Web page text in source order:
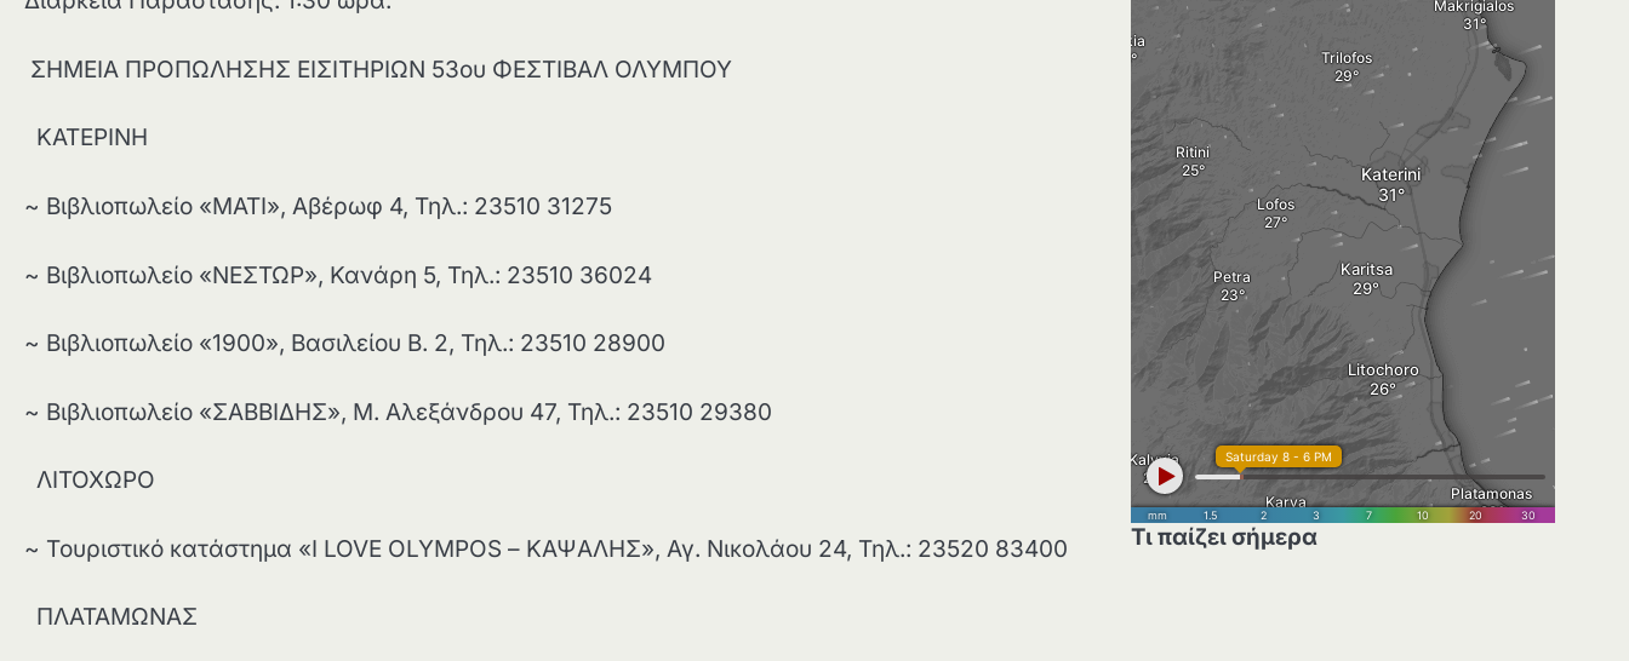
ΣΗΜΕΙΑ ΠΡΟΠΩΛΗΣΗΣ ΕΙΣΙΤΗΡΙΩΝ 53ου ΦΕΣΤΙΒΑΛ ΟΛΥΜΠΟΥ
ΚΑΤΕΡΙΝΗ
~ Βιβλιοπωλείο «ΜΑΤΙ», Αβέρωφ 4, Τηλ.: 23510 31275
~ Βιβλιοπωλείο «ΝΕΣΤΩΡ», Κανάρη 5, Τηλ.: 23510 36024
~ Βιβλιοπωλείο «1900», Βασιλείου Β. 2, Τηλ.: 23510 28900
~ Βιβλιοπωλείο «ΣΑΒΒΙΔΗΣ», Μ. Αλεξάνδρου 47, Τηλ.: 23510 29380
ΛΙΤΟΧΩΡΟ
~ Τουριστικό κατάστημα «I LOVE OLYMPOS – ΚΑΨΑΛΗΣ», Αγ. Νικολάου 24, Τηλ.: 23520 83400
ΠΛΑΤΑΜΩΝΑΣ
Τι παίζει σήμερα